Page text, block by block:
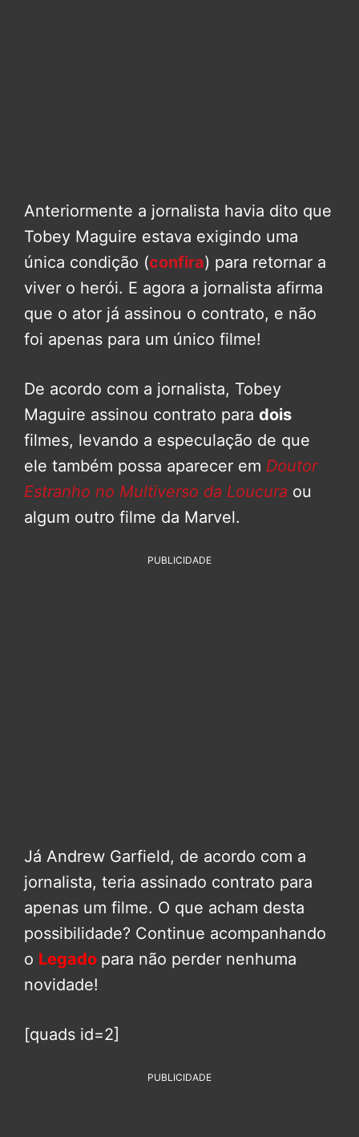
Anteriormente a jornalista havia dito que
Tobey Maguire estava exigindo uma
única condição (confira) para retornar a
viver o herói. E agora a jornalista afirma
que o ator já assinou o contrato, e não
foi apenas para um único filme!
De acordo com a jornalista, Tobey
Maguire assinou contrato para dois
filmes, levando a especulação de que
ele também possa aparecer em Doutor
Estranho no Multiverso da Loucura ou
algum outro filme da Marvel.
PUBLICIDADE
Já Andrew Garfield, de acordo com a
jornalista, teria assinado contrato para
apenas um filme. O que acham desta
possibilidade? Continue acompanhando
o Legado para não perder nenhuma
novidade!
[quads id=2]
PUBLICIDADE